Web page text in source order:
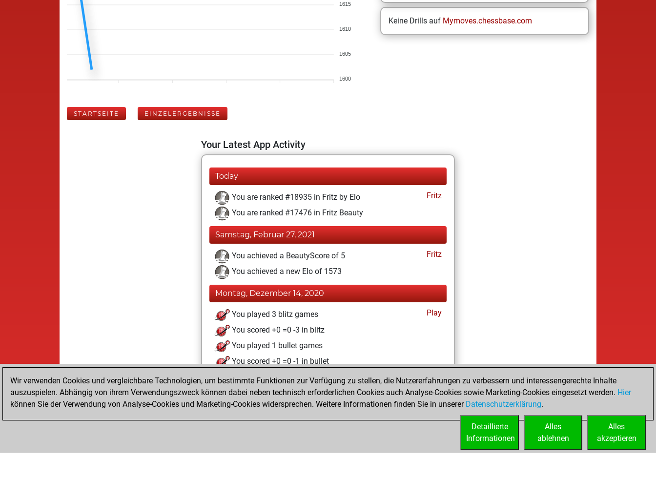
1615
1610
1605
1600
Keine Drills auf Mymoves.chessbase.com
STARTSEITE EINZELERGEBNISSE
Your Latest App Activity
Today
You are ranked #18935 in Fritz by Elo
Fritz
You are ranked #17476 in Fritz Beauty
Samstag, Februar 27, 2021
You achieved a BeautyScore of 5
Fritz
You achieved a new Elo of 1573
Montag, Dezember 14, 2020
You played 3 blitz games
Play
You scored +0 =0 -3 in blitz
You played 1 bullet games
You scored +0 =0 -1 in bullet
Montag, November 30, 2020
You created your Fritz account Fritz
Wir verwenden Cookies und vergleichbare Technologien, um bestimmte Funktionen zur Verfügung zu stellen, die Nutzererfahrungen zu verbessern und interessengerechte Inhalte
auszuspielen. Abhängig von ihrem Verwendungszweck können dabei neben technisch erforderlichen Cookies auch Analyse-Cookies sowie Marketing-Cookies eingesetzt werden. Hier
können Sie der Verwendung von Analyse-Cookies und Marketing-Cookies widersprechen. Weitere Informationen finden Sie in unserer Datenschutzerklärung.
Alles
akzeptieren
Alles
ablehnen
Detaillierte
Informationen